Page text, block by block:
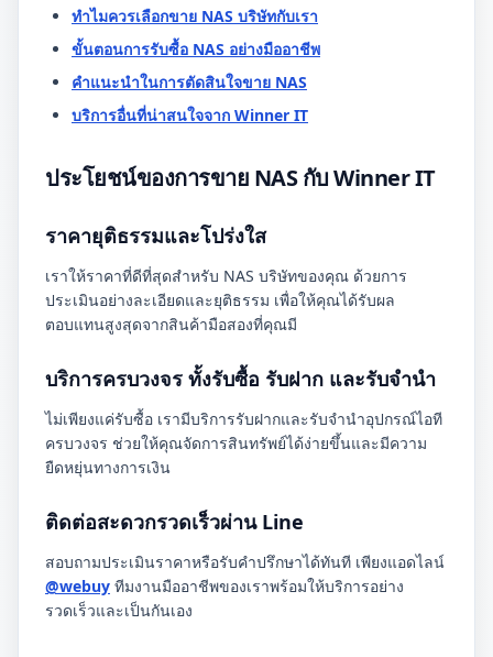
ทำไมควรเลือกขาย NAS บริษัทกับเรา
ขั้นตอนการรับซื้อ NAS อย่างมืออาชีพ
คำแนะนำในการตัดสินใจขาย NAS
บริการอื่นที่น่าสนใจจาก Winner IT
ประโยชน์ของการขาย NAS กับ Winner IT
ราคายุติธรรมและโปร่งใส
เราให้ราคาที่ดีที่สุดสำหรับ NAS บริษัทของคุณ ด้วยการ
ประเมินอย่างละเอียดและยุติธรรม เพื่อให้คุณได้รับผล
ตอบแทนสูงสุดจากสินค้ามือสองที่คุณมี
บริการครบวงจร ทั้งรับซื้อ รับฝาก และรับจำนำ
ไม่เพียงแค่รับซื้อ เรามีบริการรับฝากและรับจำนำอุปกรณ์ไอที
ครบวงจร ช่วยให้คุณจัดการสินทรัพย์ได้ง่ายขึ้นและมีความ
ยืดหยุ่นทางการเงิน
ติดต่อสะดวกรวดเร็วผ่าน Line
สอบถามประเมินราคาหรือรับคำปรึกษาได้ทันที เพียงแอดไลน์
@webuy ทีมงานมืออาชีพของเราพร้อมให้บริการอย่าง
รวดเร็วและเป็นกันเอง